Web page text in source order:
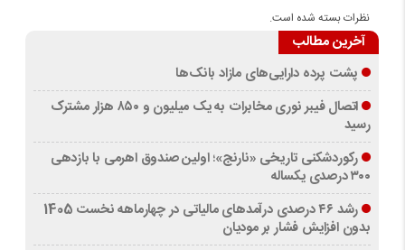
نظرات بسته شده است.
آخرین مطالب
پشت پرده دارایی‌های مازاد بانک‌ها
اتصال فیبر نوری مخابرات به یک میلیون و ۸۵۰ هزار مشترک
رسید
رکوردشکنی تاریخی «نارنج»؛ اولین صندوق اهرمی با بازدهی
۳۰۰ درصدی یکساله
رشد ۴۶ درصدی درآمدهای مالیاتی در چهارماهه نخست 1405
بدون افزایش فشار بر مودیان